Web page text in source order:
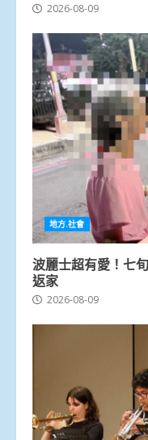
2026-08-09
地方.社會
波麗士超有愛！七
返家
2026-08-09